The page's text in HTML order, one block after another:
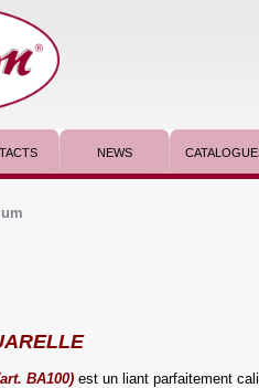
NEWS
BA100) est un liant parfaitement